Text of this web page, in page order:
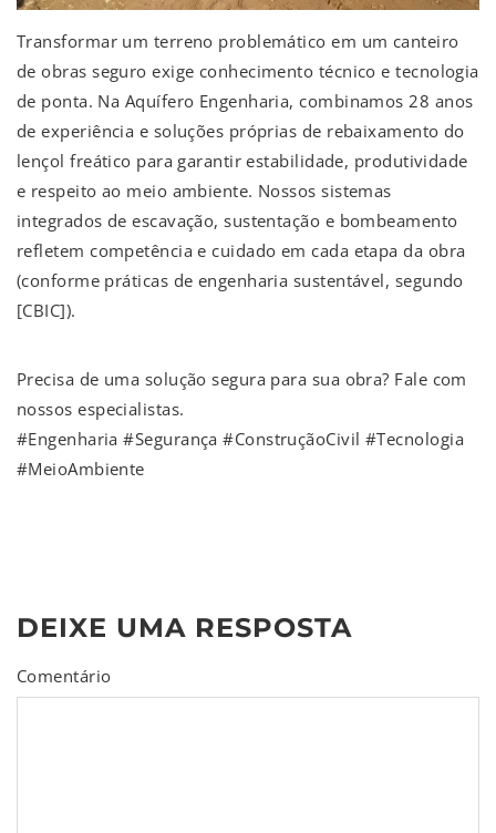
Transformar um terreno problemático em um canteiro
de obras seguro exige conhecimento técnico e tecnologia
de ponta. Na Aquífero Engenharia, combinamos 28 anos
de experiência e soluções próprias de rebaixamento do
lençol freático para garantir estabilidade, produtividade
e respeito ao meio ambiente. Nossos sistemas
integrados de escavação, sustentação e bombeamento
refletem competência e cuidado em cada etapa da obra
(conforme práticas de engenharia sustentável, segundo
[CBIC]).
Precisa de uma solução segura para sua obra? Fale com
nossos especialistas.
#Engenharia #Segurança #ConstruçãoCivil #Tecnologia
#MeioAmbiente
DEIXE UMA RESPOSTA
Comentário